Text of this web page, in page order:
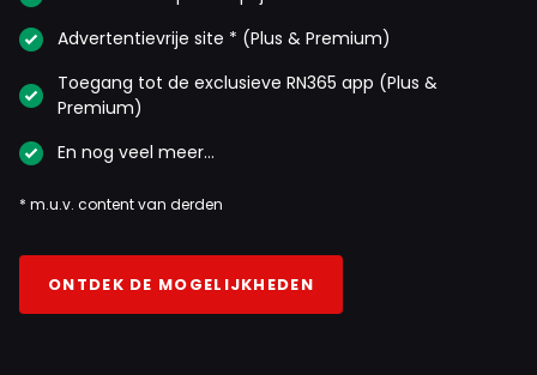
Advertentievrije site * (Plus & Premium)
Toegang tot de exclusieve RN365 app (Plus &
Premium)
En nog veel meer…
* m.u.v. content van derden
ONTDEK DE MOGELIJKHEDEN